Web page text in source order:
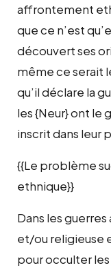
affrontement
que ce n’est
découvert ses
même ce serait
qu’il déclare la
les {Neur} ont le
inscrit dans leur
{{Le problème
ethnique}}
Dans les
et/ou religieuse
pour occulter